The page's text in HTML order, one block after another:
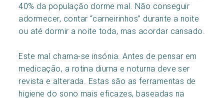
40% da população dorme mal. Não conseguir
adormecer, contar “carneirinhos” durante a noite
ou até dormir a noite toda, mas acordar cansado.
Este mal chama-se insónia. Antes de pensar em
medicação, a rotina diurna e noturna deve ser
revista e alterada. Estas são as ferramentas de
higiene do sono mais eficazes, baseadas na